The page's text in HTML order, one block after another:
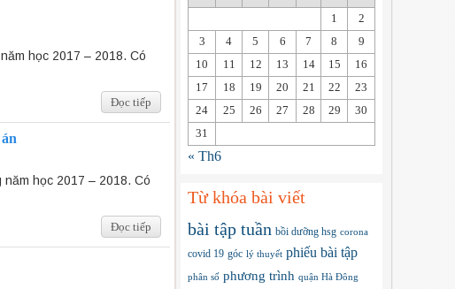
học 2017 – 2018. Có
Đọc tiếp
học 2017 – 2018. Có
Đọc tiếp
1
2
3
4 5 6 7 8
9
10
11 12 13 14 15
16
17
18 19 20 21 22
23
24
25 26 27 28 29
30
31
« Th6
Từ khóa bài viết
bài tập tuần bồi dưỡng hsg corona
covid 19 góc lý thuyết phiếu bài tập
phân số phương trình quận Hà Đông